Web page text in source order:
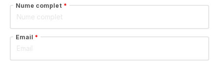
Nume complet *
Email *